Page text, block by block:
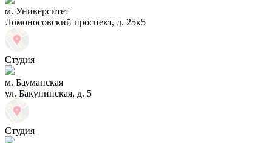
м. Университет
Ломоносовский проспект, д. 25к5
Студия
м. Бауманская
ул. Бакунинская, д. 5
Студия